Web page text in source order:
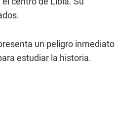
un peligro inmediato
estudiar la historia.